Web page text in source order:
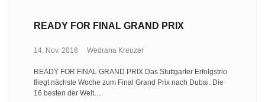
READY FOR FINAL GRAND PRIX
14. Nov, 2018 Wedrana Kreuzer
READY FOR FINAL GRAND PRIX Das Stuttgarter Erfolgstrio
fliegt nächste Woche zum Final Grand Prix nach Dubai. Die
16 besten der Welt…